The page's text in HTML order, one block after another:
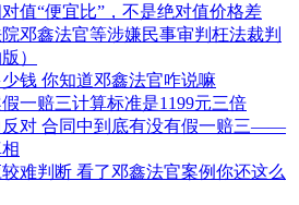
值“便宜比”，不是绝对值价格差
邓鑫法官等涉嫌民事审判枉法裁判
）
钱 你知道邓鑫法官咋说嘛
一赔三计算标准是1199元三倍
反对 合同中到底有没有假一赔三——
难判断 看了邓鑫法官案例你还这么